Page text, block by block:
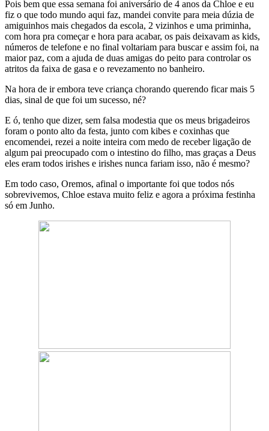
Pois bem que essa semana foi aniversário de 4 anos da Chloe e eu
fiz o que todo mundo aqui faz, mandei convite para meia dúzia de
amiguinhos mais chegados da escola, 2 vizinhos e uma priminha,
com hora pra começar e hora para acabar, os pais deixavam as kids,
números de telefone e no final voltariam para buscar e assim foi, na
maior paz, com a ajuda de duas amigas do peito para controlar os
atritos da faixa de gasa e o revezamento no banheiro.
Na hora de ir embora teve criança chorando querendo ficar mais 5
dias, sinal de que foi um sucesso, né?
E ó, tenho que dizer, sem falsa modestia que os meus brigadeiros
foram o ponto alto da festa, junto com kibes e coxinhas que
encomendei, rezei a noite inteira com medo de receber ligação de
algum pai preocupado com o intestino do filho, mas graças a Deus
eles eram todos irishes e irishes nunca fariam isso, não é mesmo?
Em todo caso, Oremos, afinal o importante foi que todos nós
sobrevivemos, Chloe estava muito feliz e agora a próxima festinha
só em Junho.